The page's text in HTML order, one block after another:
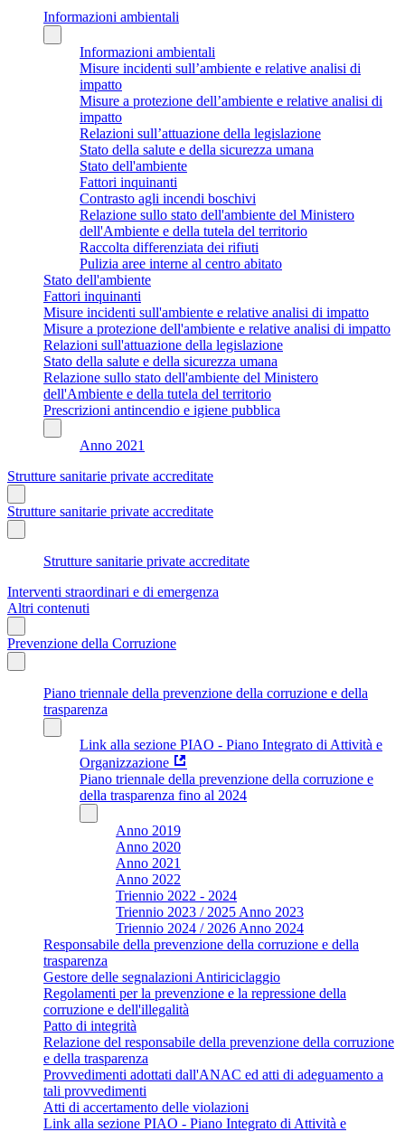
Informazioni ambientali
Informazioni ambientali
Misure incidenti sull’ambiente e relative analisi di
impatto
Misure a protezione dell’ambiente e relative analisi di
impatto
Relazioni sull’attuazione della legislazione
Stato della salute e della sicurezza umana
Stato dell'ambiente
Fattori inquinanti
Contrasto agli incendi boschivi
Relazione sullo stato dell'ambiente del Ministero
dell'Ambiente e della tutela del territorio
Raccolta differenziata dei rifiuti
Pulizia aree interne al centro abitato
Stato dell'ambiente
Fattori inquinanti
Misure incidenti sull'ambiente e relative analisi di impatto
Misure a protezione dell'ambiente e relative analisi di impatto
Relazioni sull'attuazione della legislazione
Stato della salute e della sicurezza umana
Relazione sullo stato dell'ambiente del Ministero
dell'Ambiente e della tutela del territorio
Prescrizioni antincendio e igiene pubblica
Anno 2021
Strutture sanitarie private accreditate
Strutture sanitarie private accreditate
Strutture sanitarie private accreditate
Interventi straordinari e di emergenza
Altri contenuti
Prevenzione della Corruzione
Piano triennale della prevenzione della corruzione e della
trasparenza
Link alla sezione PIAO - Piano Integrato di Attività e
Organizzazione
Piano triennale della prevenzione della corruzione e
della trasparenza fino al 2024
Anno 2019
Anno 2020
Anno 2021
Anno 2022
Triennio 2022 - 2024
Triennio 2023 / 2025 Anno 2023
Triennio 2024 / 2026 Anno 2024
Responsabile della prevenzione della corruzione e della
trasparenza
Gestore delle segnalazioni Antiriciclaggio
Regolamenti per la prevenzione e la repressione della
corruzione e dell'illegalità
Patto di integrità
Relazione del responsabile della prevenzione della corruzione
e della trasparenza
Provvedimenti adottati dall'ANAC ed atti di adeguamento a
tali provvedimenti
Atti di accertamento delle violazioni
Link alla sezione PIAO - Piano Integrato di Attività e